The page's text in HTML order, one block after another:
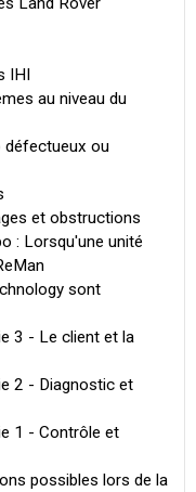
IHI
au niveau du
défectueux ou
et obstructions
: Lorsqu'une unité
sont
3 - Le client et la
2 - Diagnostic et
1 - Contrôle et
possibles lors de la